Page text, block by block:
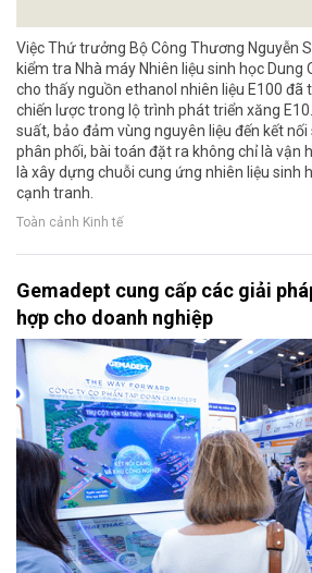
Việc Thứ trưởng Bộ Công Thương Nguyễn
kiểm tra Nhà máy Nhiên liệu sinh học
cho thấy nguồn ethanol nhiên liệu E100
chiến lược trong lộ trình phát triển xăng
suất, bảo đảm vùng nguyên liệu đến kết
phân phối, bài toán đặt ra không chỉ là vận
là xây dựng chuỗi cung ứng nhiên liệu sinh
cạnh tranh.
Toàn cảnh Kinh tế
Gemadept cung cấp các giải
hợp cho doanh nghiệp